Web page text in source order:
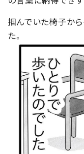
掴んでいた椅子か
た。